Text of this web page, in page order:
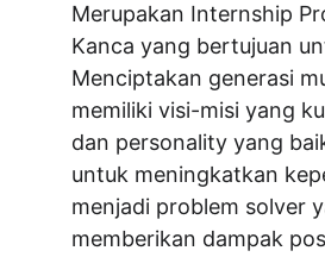
Merupakan Internship
Kanca yang bertujuan
Menciptakan generasi
memiliki visi-misi yang
dan personality yang
untuk meningkatkan
menjadi problem solver
memberikan dampak